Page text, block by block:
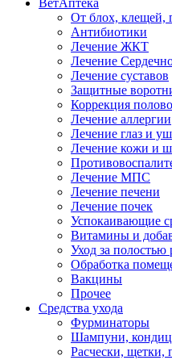
ВетАптека
От блох, клещей,
Антибиотики
Лечение ЖКТ
Лечение
Лечение суставов
Защитные
Коррекция
Лечение аллергии
Лечение глаз и
Лечение кожи и
Лечение МПС
Лечение печени
Лечение почек
Успокаивающие
Витамины и
Уход за полостью
Обработка
Вакцины
Прочее
Средства ухода
Фурминаторы
Шампуни,
Расчески, щетки,